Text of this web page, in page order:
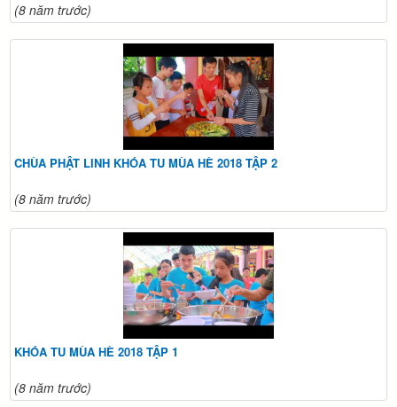
(8 năm trước)
CHÙA PHẬT LINH KHÓA TU MÙA HÈ 2018 TẬP 2
(8 năm trước)
KHÓA TU MÙA HÈ 2018 TẬP 1
(8 năm trước)